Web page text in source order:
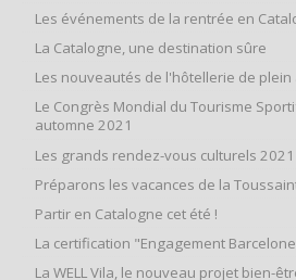
Les événements de la rentrée en
La Catalogne, une destination sûre
Les nouveautés de l'hôtellerie de plein
Le Congrès Mondial du Tourisme
automne 2021
Les grands rendez-vous culturels
Préparons les vacances de la
Partir en Catalogne cet été !
La certification "Engagement
La WELL Vila, le nouveau projet bien-